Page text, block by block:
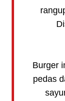
Burger
pedas